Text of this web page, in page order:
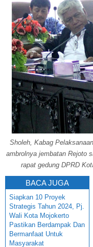
Sholeh, Kabag
ambrolnya jembatan Rejoto
rapat gedung DPRD
BACA JUGA
Siapkan 10 Proyek
Strategis Tahun 2024, Pj.
Wali Kota Mojokerto
Pastikan Berdampak Dan
Bermanfaat Untuk
Masyarakat